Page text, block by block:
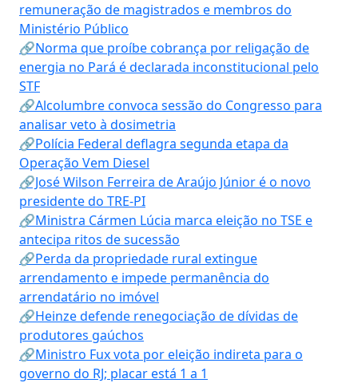
remuneração de magistrados e membros do
Ministério Público
🔗Norma que proíbe cobrança por religação de
energia no Pará é declarada inconstitucional pelo
STF
🔗Alcolumbre convoca sessão do Congresso para
analisar veto à dosimetria
🔗Polícia Federal deflagra segunda etapa da
Operação Vem Diesel
🔗José Wilson Ferreira de Araújo Júnior é o novo
presidente do TRE-PI
🔗Ministra Cármen Lúcia marca eleição no TSE e
antecipa ritos de sucessão
🔗Perda da propriedade rural extingue
arrendamento e impede permanência do
arrendatário no imóvel
🔗Heinze defende renegociação de dívidas de
produtores gaúchos
🔗Ministro Fux vota por eleição indireta para o
governo do RJ; placar está 1 a 1